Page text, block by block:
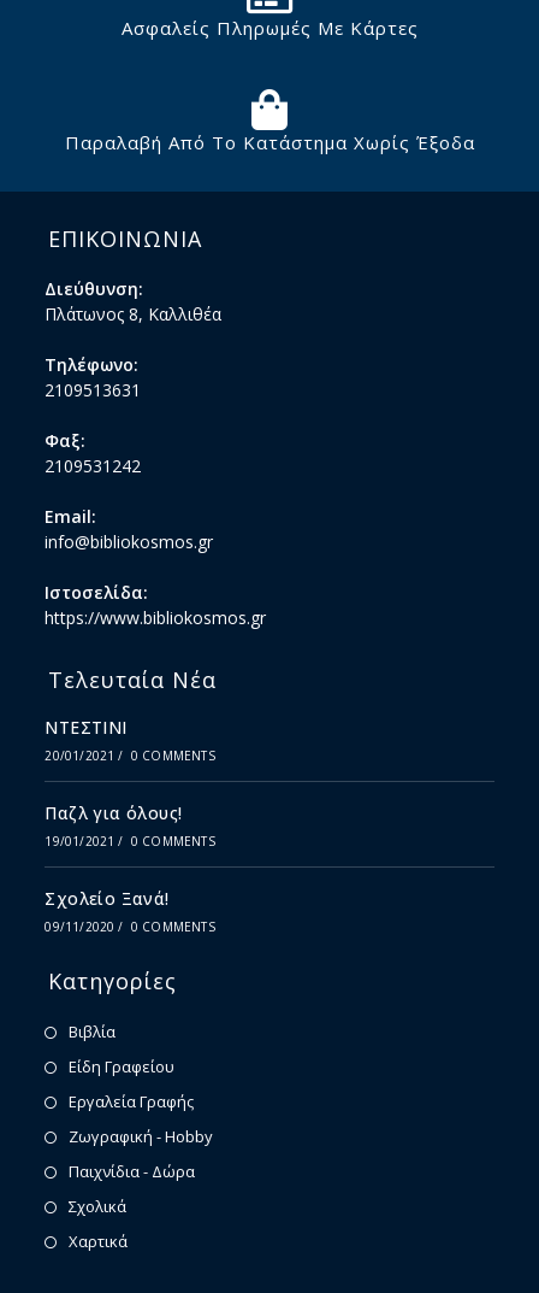
Ασφαλείς Πληρωμές Με Κάρτες
Παραλαβή Από Το Κατάστημα Χωρίς Έξοδα
ΕΠΙΚΟΙΝΩΝΙΑ
Διεύθυνση:
Πλάτωνος 8, Καλλιθέα
Τηλέφωνο:
2109513631
Φαξ:
2109531242
Email:
info@bibliokosmos.gr
Ιστοσελίδα:
https://www.bibliokosmos.gr
Τελευταία Νέα
ΝΤΕΣΤΙΝΙ
20/01/2021 / 0 COMMENTS
Παζλ για όλους!
19/01/2021 / 0 COMMENTS
Σχολείο Ξανά!
09/11/2020 / 0 COMMENTS
Κατηγορίες
Βιβλία
Είδη Γραφείου
Εργαλεία Γραφής
Ζωγραφική - Hobby
Παιχνίδια - Δώρα
Σχολικά
Χαρτικά